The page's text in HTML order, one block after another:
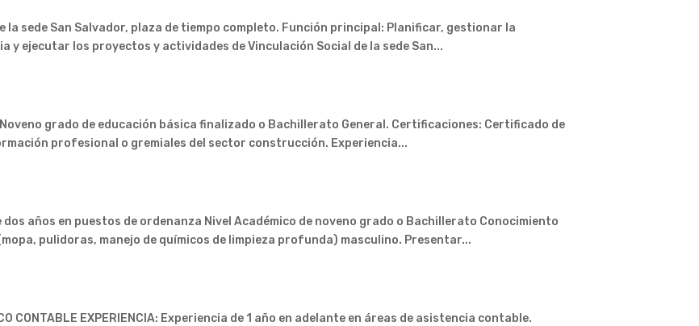
la sede San Salvador, plaza de tiempo completo. Función principal: Planificar, gestionar la
ejecutar los proyectos y actividades de Vinculación Social de la sede San...
grado de educación básica finalizado o Bachillerato General. Certificaciones: Certificado de
profesional o gremiales del sector construcción. Experiencia...
dos años en puestos de ordenanza Nivel Académico de noveno grado o Bachillerato Conocimiento
pulidoras, manejo de químicos de limpieza profunda) masculino. Presentar...
CONTABLE EXPERIENCIA: Experiencia de 1 año en adelante en áreas de asistencia contable.